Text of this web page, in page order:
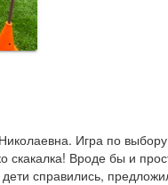
Игра по
Вроде бы и
справились,